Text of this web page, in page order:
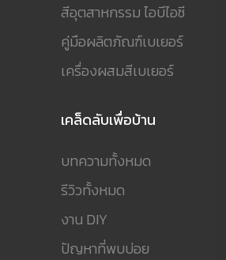
สีอุตสาหกรรม ไอบีไอซี
คู่มือผลิตภัณฑ์เบเยอร์
เครื่องผสมสีเบเยอร์
เคล็ดลับเพื่อบ้าน
บทความทั้งหมด
รีวิวทั้งหมด
งาน DIY
ปัญหาที่พบบ่อย